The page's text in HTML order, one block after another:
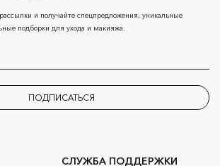
СЛУЖБА ПОДДЕРЖКИ
и получайте спецпредложения, уникальные
подборки для ухода и макияжа.
ПОДПИСАТЬСЯ